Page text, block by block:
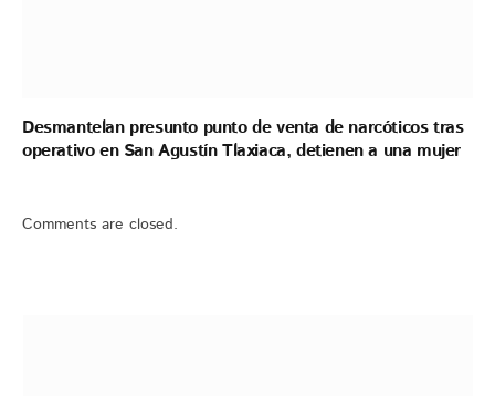
Desmantelan presunto punto de venta de narcóticos tras
operativo en San Agustín Tlaxiaca, detienen a una mujer
Comments are closed.